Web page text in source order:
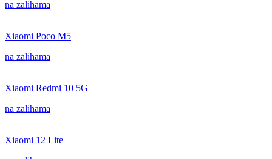
na zalihama
Xiaomi Poco M5
na zalihama
Xiaomi Redmi 10 5G
na zalihama
Xiaomi 12 Lite